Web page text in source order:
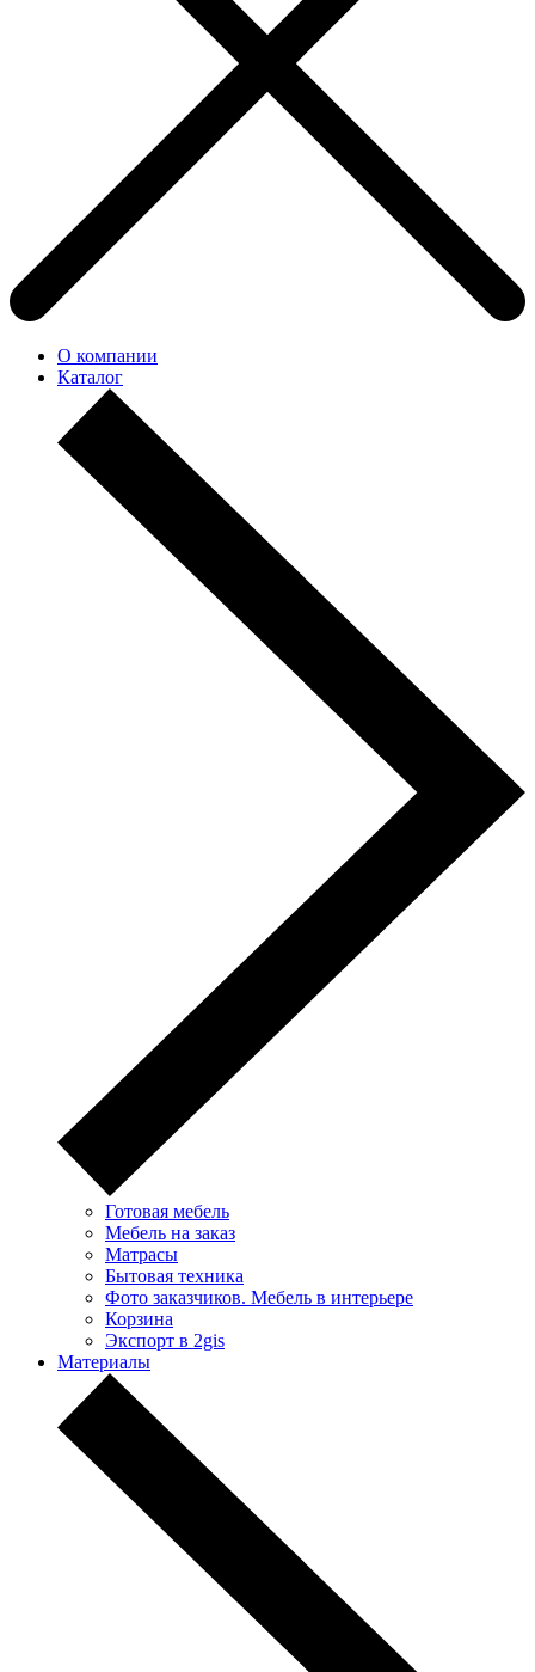
О компании
Каталог
Готовая мебель
Мебель на заказ
Матрасы
Бытовая техника
Фото заказчиков. Мебель в интерьере
Корзина
Экспорт в 2gis
Материалы